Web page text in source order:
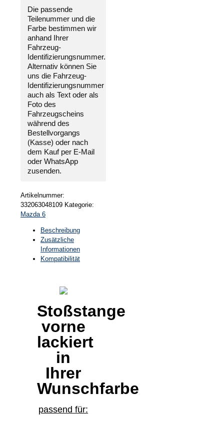
WUNSCHFARBE
NEU
Mazda
2007-
2010
SRA
Menge
Die passende
Teilenummer und die
Farbe bestimmen wir
anhand Ihrer
Fahrzeug-
Identifizierungsnummer.
Alternativ können Sie
uns die Fahrzeug-
Identifizierungsnummer
auch als Text oder als
Foto des
Fahrzeugscheins
während des
Bestellvorgangs
(Kasse) oder nach
dem Kauf per E-Mail
oder WhatsApp
zusenden.
Artikelnummer:
332063048109 Kategorie:
Mazda 6
Beschreibung
Zusätzliche
Informationen
Kompatibilität
Stoßstange
vorne
lackiert
in
Ihrer
Wunschfarbe
passend für: